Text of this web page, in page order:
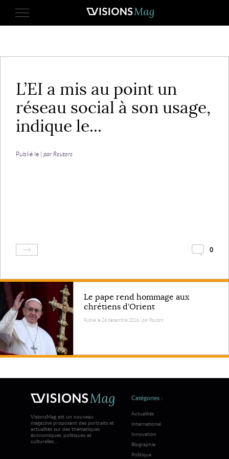
L’EI a mis au point un
réseau social à son usage,
indique le...
Publié le | par Reuters
0
Le pape rend hommage aux
chrétiens d’Orient
Publié le 26 décembre 2016 |par Reuters
VisionsMag est un nouveau
magazine proposant des portraits et
actualités sur des thématiques
économiques, politiques et
culturelles...
Catégories :
Actualités
International
Innovation
Biographie
Politique